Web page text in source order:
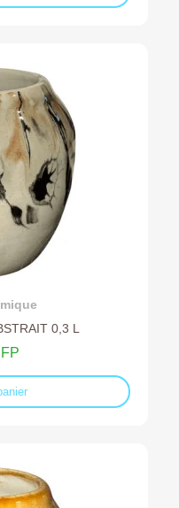
0,3 L